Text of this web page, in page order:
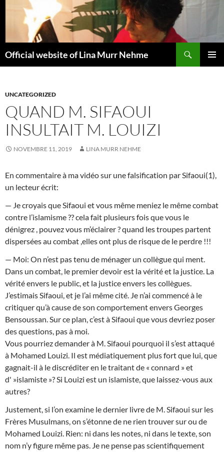
contenu
Official website of Lina Murr Nehme
UNCATEGORIZED
QUAND M. SIFAOUI
INSULTAIT M. LOUIZI
NOVEMBRE 11, 2019 LINA MURR NEHME
En commentaire à ma vidéo sur une falsification par Sifaoui(1),
un lecteur écrit:
— Je croyais que Sifaoui et vous même meniez le même combat
contre l’islamisme ?? cela fait plusieurs fois que vous le
dénigrez , pouvez vous m’éclairer ? quand les troupes partent
dispersées au combat ,elles ont plus de risque de le perdre !!!
— Moi: On n’est pas tenu de ménager un collègue qui ment.
Dans un combat, le premier devoir est la vérité et la justice. La
vérité envers le public, et la justice envers les collègues.
J’estimais Sifaoui, et je l’ai même cité. Je n’ai commencé à le
critiquer qu’à cause de son comportement envers Georges
Bensoussan. Sur ce plan, c’est à Sifaoui que vous devriez poser
des questions, pas à moi.
Vous pourriez demander à M. Sifaoui pourquoi il s’est attaqué
à Mohamed Louizi. Il est médiatiquement plus fort que lui, que
gagnait-il à le discréditer en le traitant de « connard » et
d' »islamiste »? Si Louizi est un islamiste, que laissez-vous aux
autres?
Justement, si l’on examine le dernier livre de M. Sifaoui sur les
Frères Musulmans, on s’étonne de ne rien trouver sur ou de
Mohamed Louizi. Rien: ni dans les notes, ni dans le texte, son
nom n’y figure même pas. Je ne pense pas scientifiquement